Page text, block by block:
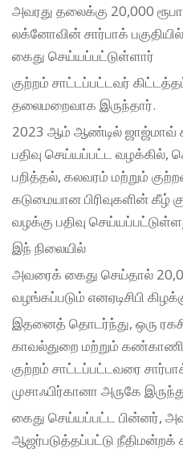
அவரது தலைக்கு 20,000
லக்னோவின் சார்பாக்
கைது செய்யப்பட்டுள்ளார்
குற்றம் சாட்டப்பட்டவர்
தலைமறைவாக இருந்தார்.
2023 ஆம் ஆண்டில் ஜாஜ்மாவ்
பதிவு செய்யப்பட்ட வழக்கில்,
பறித்தல், கலவரம் மற்றும்
கடுமையான பிரிவுகளின் கீழ்
வழக்கு பதிவு
இந் நிலையில்
அவரைக் கைது செய்தால்
வழங்கப்படும் எனஏடிசிபி
இதனைத் தொடர்ந்து, ஒரு
காவல்துறை மற்றும்
குற்றம் சாட்டப்பட்டவரை
முசாஃபிர்கானா அருகே
கைது செய்யப்பட்ட பின்னர்,
ஆஜர்படுத்தப்பட்டு நீதிமன்றக்